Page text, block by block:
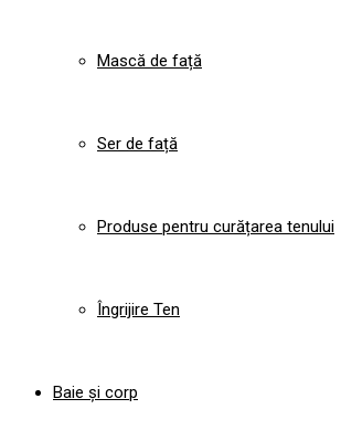
Mască de față
Ser de față
Produse pentru curățarea tenului
Îngrijire Ten
Baie și corp